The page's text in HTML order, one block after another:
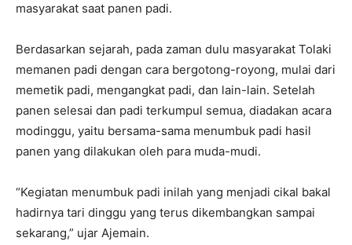
masyarakat saat panen padi.
Berdasarkan sejarah, pada zaman dulu masyarakat Tolaki
memanen padi dengan cara bergotong-royong, mulai dari
memetik padi, mengangkat padi, dan lain-lain. Setelah
panen selesai dan padi terkumpul semua, diadakan acara
modinggu, yaitu bersama-sama menumbuk padi hasil
panen yang dilakukan oleh para muda-mudi.
“Kegiatan menumbuk padi inilah yang menjadi cikal bakal
hadirnya tari dinggu yang terus dikembangkan sampai
sekarang,” ujar Ajemain.